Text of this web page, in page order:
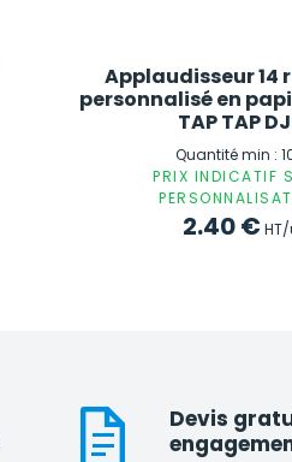
Applaudisseur 14
personnalisé en
TAP TAP
Quantité min :
PRIX INDICATIF
2.40€
Devis